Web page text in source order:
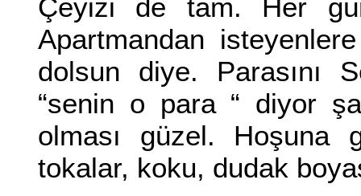
Çeyizi de tam. Her
Apartmandan
dolsun diye. Parasını
“senin o para “ diyor
olması güzel. Hoşuna
tokalar, koku, dudak